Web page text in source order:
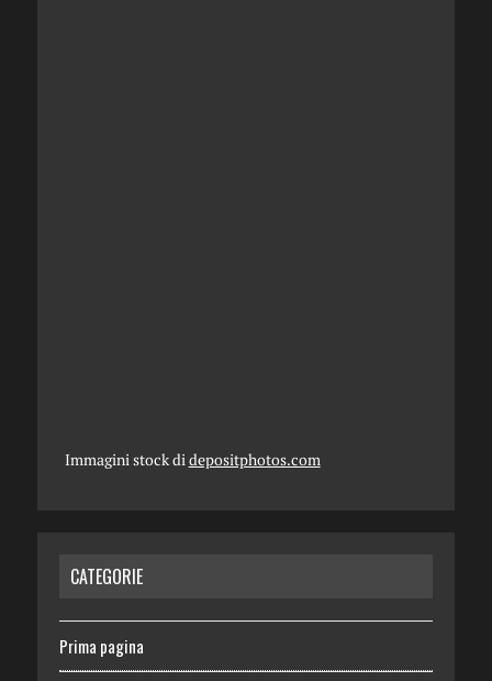
Immagini stock didepositphotos.com
CATEGORIE
Prima pagina